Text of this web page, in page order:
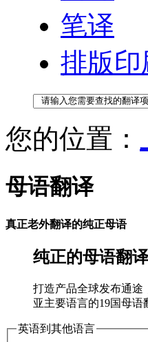
笔译
排版印
您的位置：
母语翻译
真正老外翻译的纯正母语
纯正的母语翻
打造产品全球发布通途
亚主要语言的19国母语
英语到其他语言